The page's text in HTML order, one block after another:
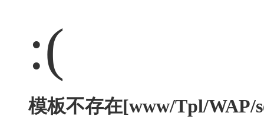
:(
模板不存在[www/Tpl/WAP/